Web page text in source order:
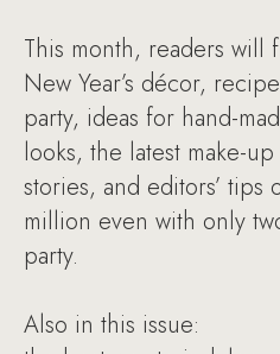
This month, readers will
New Year’s décor,
party, ideas for hand-
looks, the latest make-
stories, and editors’
million even with only
party.
Also in this issue: